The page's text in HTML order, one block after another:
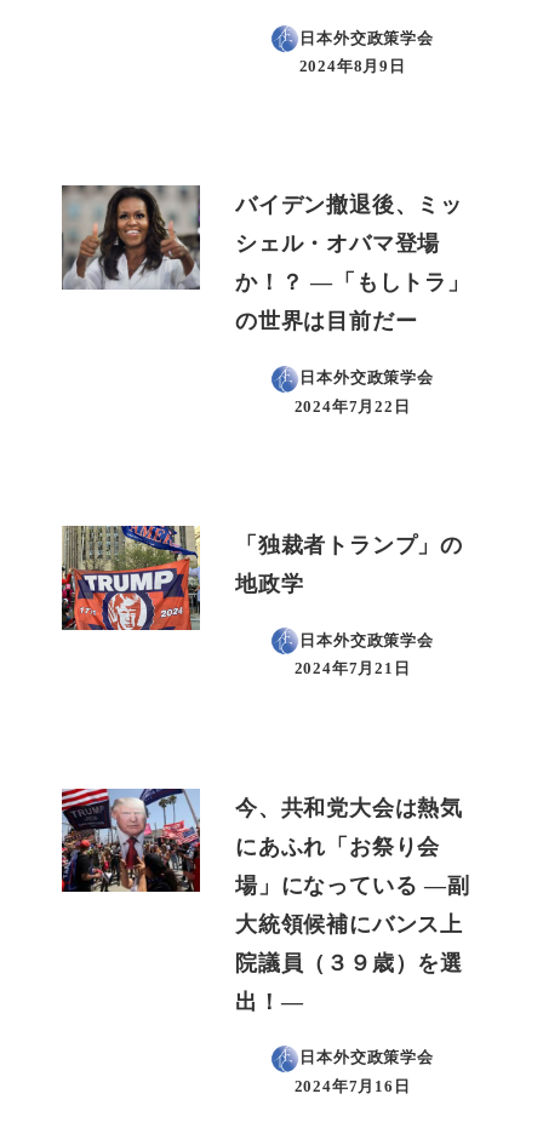
日本外交政策学会
投稿日
2024年8月9日
バイデン撤退後、ミッ
シェル・オバマ登場
か！？ ―「もしトラ」
の世界は目前だー
日本外交政策学会
投稿日
2024年7月22日
「独裁者トランプ」の
地政学
日本外交政策学会
投稿日
2024年7月21日
今、共和党大会は熱気
にあふれ「お祭り会
場」になっている ―副
大統領候補にバンス上
院議員（３９歳）を選
出！―
日本外交政策学会
投稿日
2024年7月16日